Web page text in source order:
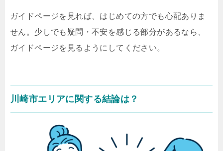
ガイドページを見れば、はじめての方でも心配ありま
せん。少しでも疑問・不安を感じる部分があるなら、
ガイドページを見るようにしてください。
川崎市エリアに関する結論は？